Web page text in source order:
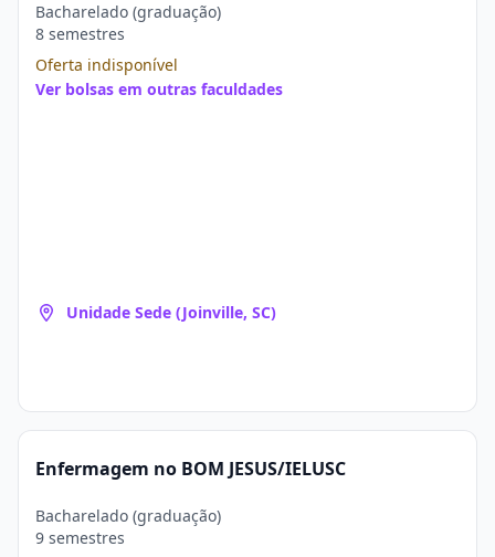
Bacharelado (graduação)
8 semestres
Oferta indisponível
Ver bolsas em outras faculdades
Unidade Sede (Joinville, SC)
Enfermagem no BOM JESUS/IELUSC
Bacharelado (graduação)
9 semestres